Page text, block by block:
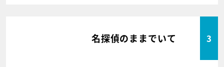
名探偵のままでいて 3